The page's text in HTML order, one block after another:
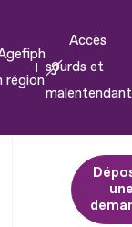
région
Accès
sourds et